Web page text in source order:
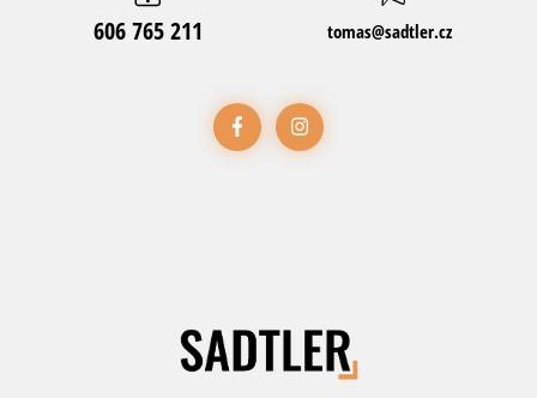
606 765 211 tomas@sadtler.cz